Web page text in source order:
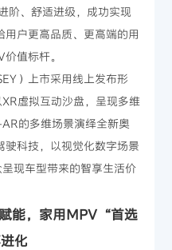
阶、舒适进级，成功实现
户更高品质、更高端的用
值标杆。
）上市采用线上发布形
虚拟互动沙盘，呈现多维
的多维场景演绎全新奥
驶科技，以视觉化数字场景
现车型带来的智享生活价
能，家用MPV“首选
化